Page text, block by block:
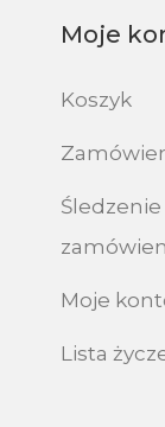
Moje
Koszyk
Śledzenie
Moje
Lista